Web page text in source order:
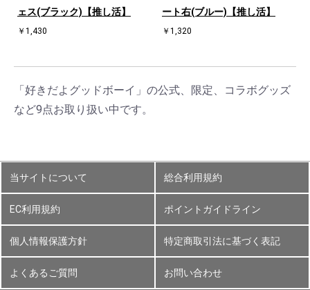
ェス(ブラック)【推し活】
￥1,430
ート右(ブルー)【推し活】
￥1,320
「好きだよグッドボーイ」の公式、限定、コラボグッズ
など9点お取り扱い中です。
当サイトについて 総合利用規約
EC利用規約 ポイントガイドライン
個人情報保護方針 特定商取引法に基づく表記
よくあるご質問 お問い合わせ